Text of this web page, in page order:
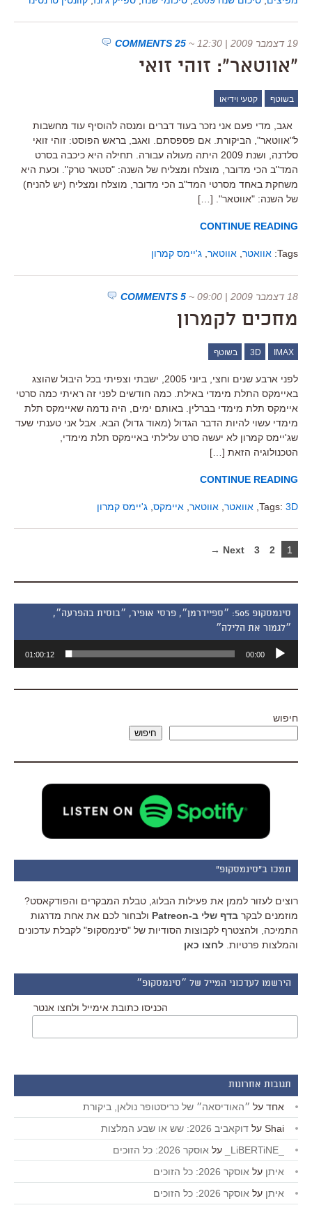
19 דצמבר 2009 | 12:30 ~
25 COMMENTS
"אווטאר": זוהי זואי
בשוטף קטעי וידיאו
אגב, מדי פעם אני נזכר בעוד דברים ומנסה להוסיף עוד מחשבות
ל"אווטאר", הביקורת. אם פספסתם. ואגב, בראש הפוסט: זוהי זואי
סלדנה, ושנת 2009 היתה מעולה עבורה. תחילה היא כיכבה בסרט
המד"ב הכי מדובר, מוצלח ומצליח של השנה: "סטאר טרק". וכעת היא
משחקת באחד מסרטי המד"ב הכי מדובר, מוצלח ומצליח (יש להניח)
של השנה: "אווטאר". […]
CONTINUE READING
Tags: אוואטר אווטאר ג'יימס קמרון
18 דצמבר 2009 | 09:00 ~
5 COMMENTS
מחכים לקמרון
3D IMAX בשוטף
לפני ארבע שנים וחצי, ביוני 2005, ישבתי וצפיתי בכל היבול שהוצג
באיימקס התלת מימדי באילת. כמה חודשים לפני זה ראיתי כמה סרטי
איימקס תלת מימדי בברלין. באותם ימים, היה נדמה שאיימקס תלת
מימדי עשוי להיות הדבר הגדול (מאוד גדול) הבא. אבל אני טענתי שעד
שג'יימס קמרון לא יעשה סרט עלילתי באיימקס תלת מימדי,
הטכנולוגיה הזאת […]
CONTINUE READING
Tags: 3D אוואטר אווטאר איימקס ג'יימס קמרון
1
2
3
Next →
סינמסקופ 505: ״ספיידרמן״, פרסי אופיר, ״בוסית בהפרעה״,
״לגמור את הלילה״
אודיו
00:00
01:00:12
חיפוש
חיפוש
תמכו ב"סינמסקופ"
רוצים לעזור לממן את פעילות הבלוג, טבלת המבקרים והפודקאסט?
מוזמנים לבקר בדף שלי ב-Patreon
ולבחור לכם את אחת מדרגות
התמיכה, ולהצטרף לקבוצות הסודיות של "סינמסקופ" לקבלת עדכונים
והמלצות פרטיות. לחצו כאן
הירשמו לעדכוני המייל של ״סינמסקופ״
הכניסו כתובת אימייל ולחצו אנטר
תגובות אחרונות
אחד על ״האודיסאה״ של כריסטופר נולאן, ביקורת
Shai על דוקאביב 2026: שש או שבע המלצות
על אוסקר 2026: כל הזוכים
איתן על אוסקר 2026: כל הזוכים
איתן על אוסקר 2026: כל הזוכים